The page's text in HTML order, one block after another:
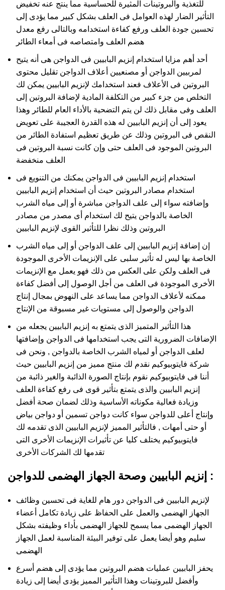
للتغذية والبروتينات المثيرة للحساسية مما ينتج عنه تخفيض
التأثير الضار لهذه العوامل فى العلف بشكل كبير مما يؤدى إلى
تحسين جودة العلف ورفع كفاءة استخدامه وبالتالى رفع معدل
هضم العلف وامتصاصه فى أمعاء الطائر
أحد أهم مزايا استخدام إنزيم البابيين فى الدواجن هى أنه يتيح
لمربيين الدواجن أو مصنعيين أعلاف الدواجن تقليل محتوى
البروتين فى الأعلاف فعند استخدامك لإنزيم البابيين يمكن لك
التخلص من جزء كبير من التكلفة المادية لإضافة البروتين إلى
العلف وفى مقابل ذلك لن يتم التضحية بالأداء العام للطائر وهذا
يعود إلى أن إنزيم البابيين له هذه القدرة العجيبة على تعويض
النقص فى البروتين وذلك عن طريق تعظيم استفادة الطائر من
البروتين الموجود فى العلف حتى وإن كانت نسبة البروتين فى
العلف منخفضة
استخدام إنزيم البابيين فى الدواجن يمكنك من التنويع فى
استخدام مصادر البروتين حيث أن استخدام إنزيم البابيين
وإضافته سواء إلى علف الدواجن مباشرة أو إلى مياه الشرب
الخاصة بالدواجن يتيح لك استخدام أى مصدر من مصادر
البروتين وذلك نظرا للتأثير القوى لإنزيم البابيين
إن إضافة إنزيم البابيين إلى علف الدواجن أو إلى مياه الشرب
الخاصة بها ليس له تأثير سلبى على الإنزيمات الأخرى الموجودة
فى العلف ولكن على العكس من ذلك فهو يعمل مع الإنزيمات
الأخرى الموجودة فى العلف من أجل الوصول إلى أفضل كفاءة
ممكنه لأعلاف الدواجن مما يساعد على النهوض بمجال إنتاج
الدواجن والوصول إلى مستويات غير مسبوقة من الإنتاج
هذا التأثير المتميز الذى يتمتع به إنزيم البابيين يجعله من
الإضافات الضرورية التى يجب استخدامها فى الدواجن وإضافتها
لعلف الدواجن أو لمياه الشرب الخاصة بالدواجن , ونحن فى
شركة فايتوبيوكيم نقدم لك منتج مميز من إنزيم البابيين حيث
أننا فى فايتوبيوكيم نقوم بإنتاج الصورة الذائبة والغير ذائبة من
إنزيم البابيين والذى يتمتع بتأثير قوى فى رفع كفاءة العلف
وزيادة فعالية مكوناته الأساسية وذلك لضمان صحة أفضل
وإنتاج أعلى للدواجن سواء كانت دواجن تسمين أو دواجن بياض
أو حتى أمهات , فالتأثير المميز لإنزيم البابيين الذى تقدمه لك
فايتوبيوكيم يختلف كليا عن تأثيرات الإنزيمات الأخرى التى
تقدمها لك الشركات الأخرى
إنزيم البابيين وصحة الجهاز الهضمى للدواجن :
لإنزيم البابيين فى الدواجن دور هام للغاية فى تحسين وظائف
الجهاز الهضمى والعمل على الحفاظ على زيادة تكامل أعضاء
الجهاز الهضمى مما يسمح للجهاز الهضمى بأداء وظيفته بشكل
سليم وهو أيضا يعمل على توفير البيئة المناسبة لعمل الجهاز
الهضمى
يحفز البابيين عمليات هضم البروتين مما يؤدى إلى هضم أسرع
وأفضل للبروتينات وهذا التأثير المميز يؤدى أيضا إلى زيادة